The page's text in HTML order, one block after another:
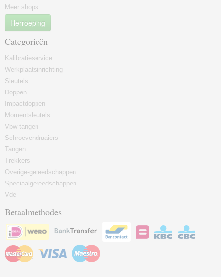
Meer shops
Herroeping
Categorieën
Kalibratieservice
Werkplaatsinrichting
Sleutels
Doppen
Impactdoppen
Momentsleutels
Vbw-tangen
Schroevendraaiers
Tangen
Trekkers
Overige-gereedschappen
Speciaalgereedschappen
Vde
Betaalmethodes